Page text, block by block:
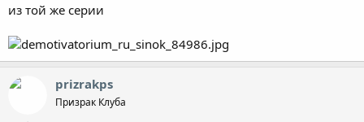
из той же серии
prizrakps
Призрак Клуба